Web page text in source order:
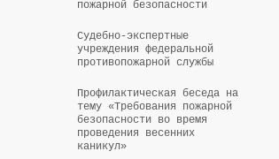
пожарной безопасности
Судебно-экспертные
учреждения федеральной
противопожарной службы
Профилактическая беседа на
тему «Требования пожарной
безопасности во время
проведения весенних
каникул»